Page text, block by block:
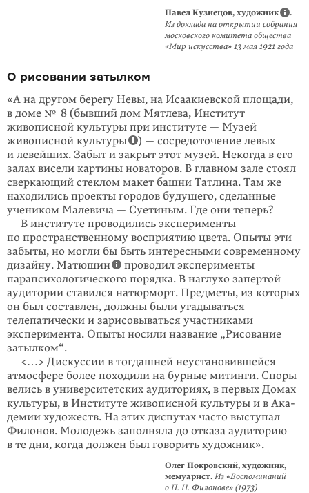
Павел Кузнецов, художник
.
Из доклада на открытии собрания
мос­ковского комитета общества
«Мир искусства» 13 мая 1921 года
О рисовании затылком
«А на другом берегу Невы, на Исаакиевской площади,
в доме № 8 (бывший дом Мятлева, Институт
живописной культуры при инсти­туте — Музей
живописной культуры
) — сосредоточение левых
и левейших. Забыт и закрыт этот музей. Некогда в его
залах висели картины новаторов. В главном зале стоял
сверкаю­щий стеклом макет башни Татлина. Там же
находились проекты городов буду­щего, сделанные
учеником Малевича — Суетиным. Где они теперь?
В институте проводились эксперименты
по пространственному восприятию цвета. Опыты эти
забыты, но могли бы быть интересными современному
дизайну. Матюшин
проводил эксперименты
парапсихологического порядка. В наглухо запертой
аудитории ставился натюрморт. Предметы, из которых
он был составлен, должны были угадываться
телепатически и зарисовываться участниками
экспери­мента. Опыты носили название „Рисование
затылком“.
<…> Дискуссии в тогдашней неустановив­шейся
атмосфере более походили на бурные митинги. Споры
велись в университетских аудиториях, в первых Домах
культуры, в Институте живописной культуры и в Ака­
де­мии художеств. На этих диспутах часто выступал
Филонов. Молодежь заполняла до отказа аудиторию
в те дни, когда должен был говорить художник».
Олег Покровский, художник,
мемуарист. Из «Воспоминаний
о П. Н. Фило­нове» (1973)